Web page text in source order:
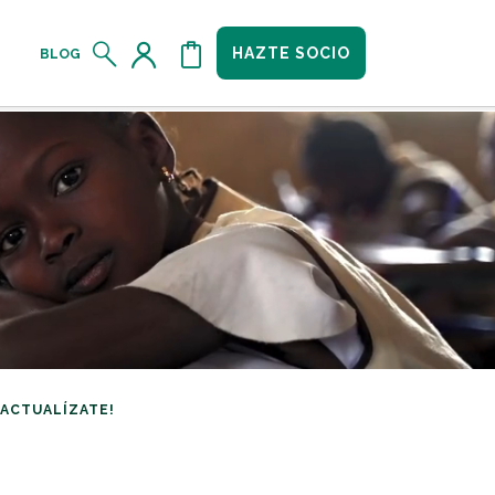
BLOG HAZTE SOCIO